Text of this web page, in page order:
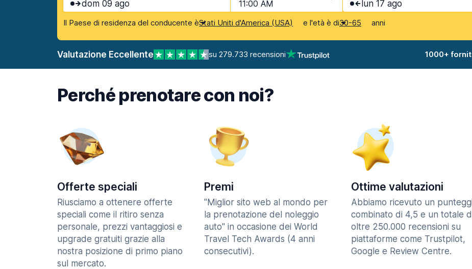
dom 09 ago 11:00 AM lun 17 ago
Il Paese di residenza del conducente èStati Uniti d'America (USA) e l'età è di30-65 anni
Valutazione Eccellente su 279.733 recensioni 1000+
Perché prenotare con noi?
Offerte speciali
Riusciamo a ottenere offerte
speciali come il ritiro senza
personale, prezzi vantaggiosi e
upgrade gratuiti grazie alla
nostra posizione di primo piano
sul mercato.
Premi
"Miglior sito web al mondo per
la prenotazione del noleggio
auto" in occasione dei World
Travel Tech Awards (4 anni
consecutivi).
Ottime valutazioni
Abbiamo ricevuto un
combinato di 4,5 e un totale
oltre 250.000 recensioni su
piattaforme come Trustpilot,
Google e Review Centre.